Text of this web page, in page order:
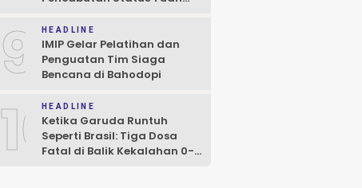
Prosedur
9 HEADLINE
IMIP Gelar Pelatihan dan
Penguatan Tim Siaga
Bencana di Bahodopi
10HEADLINE
Ketika Garuda Runtuh
Seperti Brasil: Tiga Dosa
Fatal di Balik Kekalahan 0-3